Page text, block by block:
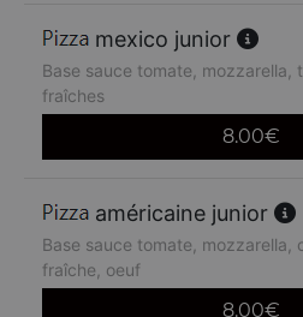
mexico junior
Base sauce tomate, mozzarella,
fraîches
8.00€
américaine junior
Base sauce tomate, mozzarella,
fraîche, oeuf
8.00€